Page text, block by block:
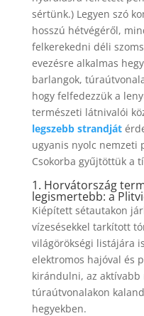
sértünk.) Legyen szó
hosszú hétvégéről,
felkerekedni déli
evezésre alkalmas
barlangok,
hogy felfedezzük a
természeti látnivalói
legszebb strandját
ugyanis nyolc nemzeti
Csokorba gyűjtöttük a
1. Horvátország
legismertebb: a
Kiépített sétautakon
vízesésekkel tarkított
világörökségi listájára
elektromos hajóval és
kirándulni, az
túraútvonalakon
hegyekben.